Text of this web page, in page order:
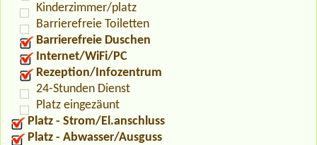
Kinderzimmer/platz
Barrierefreie Toiletten
Barrierefreie Duschen
Internet/WiFi/PC
Rezeption/Infozentrum
24-Stunden Dienst
Platz eingezäunt
Platz - Strom/El.anschluss
Platz - Abwasser/Ausguss